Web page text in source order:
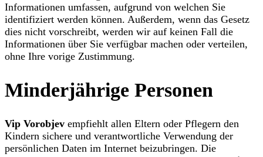
Informationen umfassen, aufgrund von welchen Sie
identifiziert werden können. Außerdem, wenn das Gesetz
dies nicht vorschreibt, werden wir auf keinen Fall die
Informationen über Sie verfügbar machen oder verteilen,
ohne Ihre vorige Zustimmung.
Minderjährige Personen
Vip Vorobjev empfiehlt allen Eltern oder Pflegern den
Kindern sichere und verantwortliche Verwendung der
persönlichen Daten im Internet beizubringen. Die